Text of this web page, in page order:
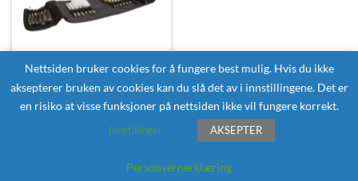
PELA Trådbørstesett, 20
inkl. Mva.
Nettsiden bruker cookies for å fungere best mulig. Hvis du ikke
aksepterer bruken av cookies kan du slå det av i innstillingene. Det er
en risiko at visse funksjoner på nettsiden ikke vil fungere korrekt.
Innstillinger AKSEPTER
Personvernerklæring